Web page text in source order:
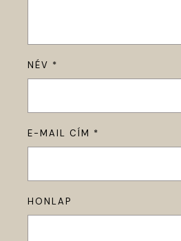
NÉV *
E-MAIL CÍM *
HONLAP